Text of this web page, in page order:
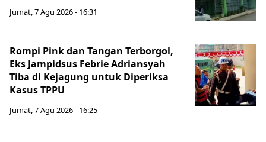
Jumat, 7 Agu 2026 - 16:31
Rompi Pink dan Tangan Terborgol,
Eks Jampidsus Febrie Adriansyah
Tiba di Kejagung untuk Diperiksa
Kasus TPPU
Jumat, 7 Agu 2026 - 16:25